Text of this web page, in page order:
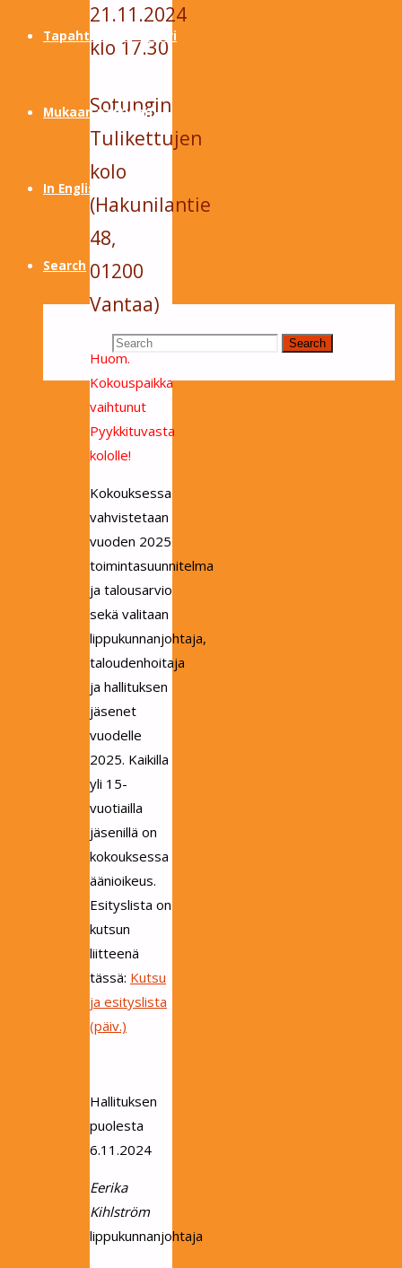
Tapahtumakalenteri
Mukaan partioon
In English
Search
Search
21.11.2024
klo 17.30
Sotungin
Tulikettujen
kolo
(Hakunilantie
48,
01200
Vantaa)
Huom.
Kokouspaikka
vaihtunut
Pyykkituvasta
kololle!
Kokouksessa
vahvistetaan
vuoden 2025
toimintasuunnitelma
ja talousarvio
sekä valitaan
lippukunnanjohtaja,
taloudenhoitaja
ja hallituksen
jäsenet
vuodelle
2025. Kaikilla
yli 15-
vuotiailla
jäsenillä on
kokouksessa
äänioikeus.
Esityslista on
kutsun
liitteenä
tässä: Kutsu
ja esityslista
(päiv.)
Hallituksen
puolesta
6.11.2024
Eerika
Kihlström
lippukunnanjohtaja